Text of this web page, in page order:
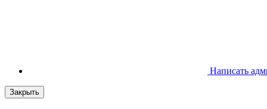
Написать
Закрыть